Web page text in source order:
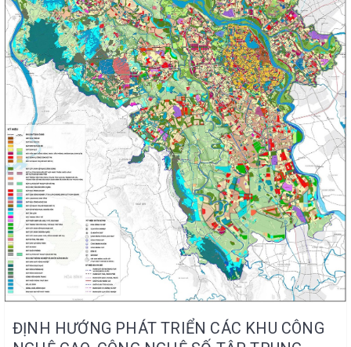
ĐỊNH HƯỚNG PHÁT TRIỂN CÁC KHU CÔNG